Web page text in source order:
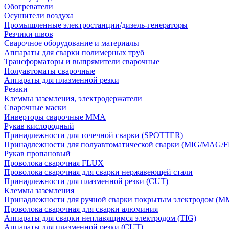
Обогреватели
Осушители воздуха
Промышленные электростанции/дизель-генераторы
Резчики швов
Сварочное оборудование и материалы
Аппараты для сварки полимерных труб
Трансформаторы и выпрямители сварочные
Полуавтоматы сварочные
Аппараты для плазменной резки
Резаки
Клеммы заземления, электродержатели
Сварочные маски
Инверторы сварочные ММА
Рукав кислородный
Принадлежности для точечной сварки (SPOTTER)
Принадлежности для полуавтоматической сварки (MIG/MAG/
Рукав пропановый
Проволока сварочная FLUX
Проволока сварочная для сварки нержавеющей стали
Принадлежности для плазменной резки (CUT)
Клеммы заземления
Принадлежности для ручной сварки покрытым электродом
Проволока сварочная для сварки алюминия
Аппараты для сварки неплавящимся электродом (TIG)
Аппараты для плазменной резки (CUT)